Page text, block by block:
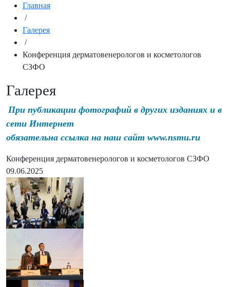
Главная
/
Галерея
/
Конференция дерматовенерологов и косметологов
СЗФО
Галерея
При публикации фотографий в других изданиях и в
сети Интернет
обязательна ссылка на наш сайт www.nsmu.ru
Конференция дерматовенерологов и косметологов СЗФО
09.06.2025